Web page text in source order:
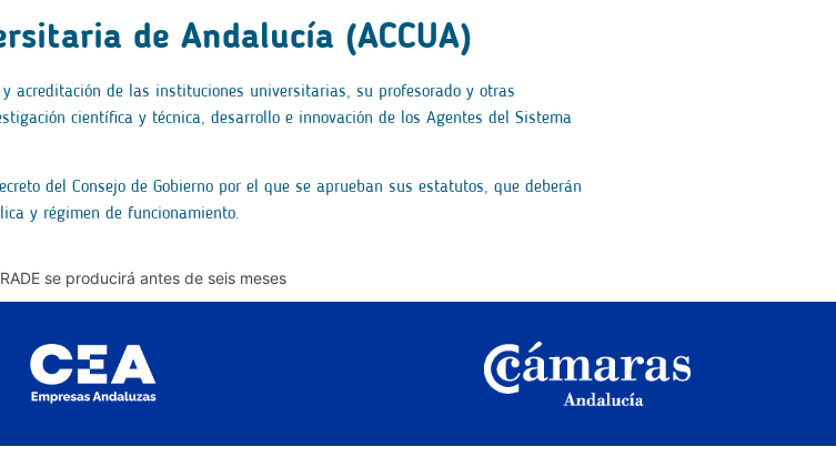
de Andalucía (ACCUA)
acreditación de las instituciones universitarias, su profesorado y otras
científica y técnica, desarrollo e innovación de los Agentes del Sistema
del Consejo de Gobierno por el que se aprueban sus estatutos, que deberán
y régimen de funcionamiento.
se producirá antes de seis meses